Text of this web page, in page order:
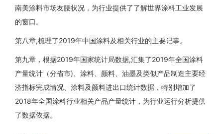
南美涂料市场友腰状况，为行业提供了了解世界涂料工业发展
的窗口。
第八章,梳理了2019年中国涂料及相关行业的主要记事。
第九章，根据2019年国家统计局数据,汇集了2019年全国涂料
产量统计（分省市)、涂料、颜料、油墨及类似产品制造主要经
济指标完成情况、涂料及颜料进出口统计数据，特别增加了
2018年全国涂料行业相关产品产量统计，为行业运行分析提供
了数据依据。